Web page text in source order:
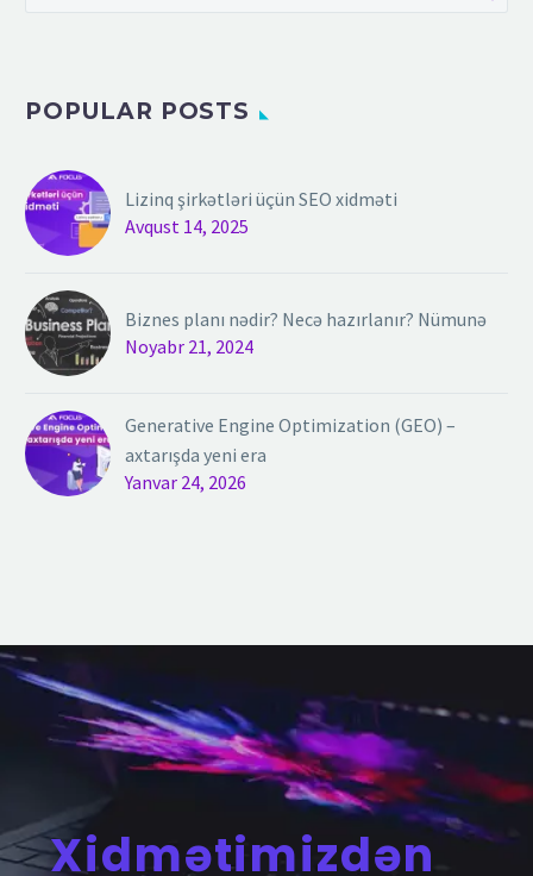
POPULAR POSTS
Lizinq şirkətləri üçün SEO xidməti
Avqust 14, 2025
Biznes planı nədir? Necə hazırlanır? Nümunə
Noyabr 21, 2024
Generative Engine Optimization (GEO) –
axtarışda yeni era
Yanvar 24, 2026
Xidmətimizdən